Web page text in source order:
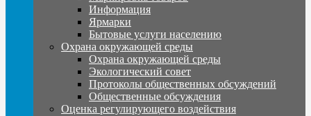
Информация
Ярмарки
Бытовые услуги населению
Охрана окружающей среды
Охрана окружающей среды
Экологический совет
Протоколы общественных обсуждений
Общественные обсуждения
Оценка регулирующего воздействия